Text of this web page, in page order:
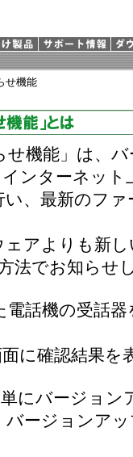
せ機能
せ機能」は、
ンターネッ
い、最新のフ
アよりも新
法でお知らせ
話機の受話器
に確認結果を
にバージョ
ージョンア